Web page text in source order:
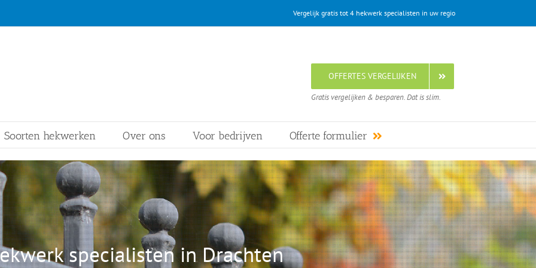
Vergelijk gratis tot 4 hekwerk specialisten in uw regio
OFFERTES VERGELIJKEN
Gratis vergelijken & besparen. Dat is slim.
Soorten hekwerken Over ons Voor bedrijven Offerte formulier
specialisten in Drachten